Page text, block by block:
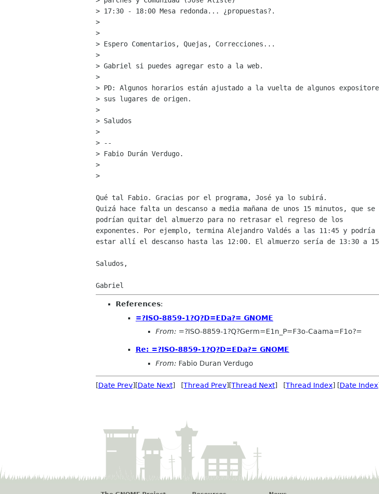
> 17:30 - 18:00 Mesa redonda... ¿propuestas?.
>
>
> Espero Comentarios, Quejas, Correcciones...
>
> Gabriel si puedes agregar esto a la web.
>
> PD: Algunos horarios están ajustado a la vuelta de algunos
> sus lugares de origen.
>
> Saludos
>
> --
> Fabio Durán Verdugo.
>
>
Qué tal Fabio. Gracias por el programa, José ya lo subirá.
Quizá hace falta un descanso a media mañana de unos 15 minutos, que se
podrían quitar del almuerzo para no retrasar el regreso de los
exponentes. Por ejemplo, termina Alejandro Valdés a las 11:45 y podría
estar allí el descanso hasta las 12:00. El almuerzo sería de 13:30 a
Saludos,
References:
=?ISO-8859-1?Q?D=EDa?= GNOME
From: =?ISO-8859-1?Q?Germ=E1n_P=F3o-Caama=F1o?=
Re: =?ISO-8859-1?Q?D=EDa?= GNOME
From: Fabio Duran Verdugo
[Date Prev][Date Next] [Thread Prev][Thread Next] [Thread Index] [Date Index